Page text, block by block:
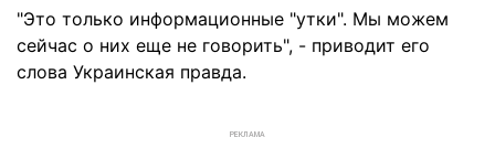
"Это только информационные "утки". Мы можем
сейчас о них еще не говорить", - приводит его
слова Украинская правда.
РЕКЛАМА